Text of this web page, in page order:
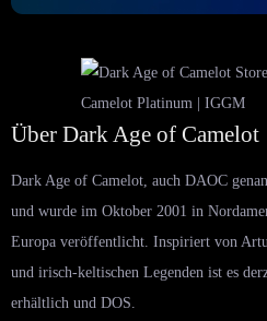
Über Dark Age of Camelot
Dark Age of Camelot, auch DAOC
und wurde im Oktober 2001 in
Europa veröffentlicht. Inspiriert von
und irisch-keltischen Legenden ist es
erhältlich und DOS.